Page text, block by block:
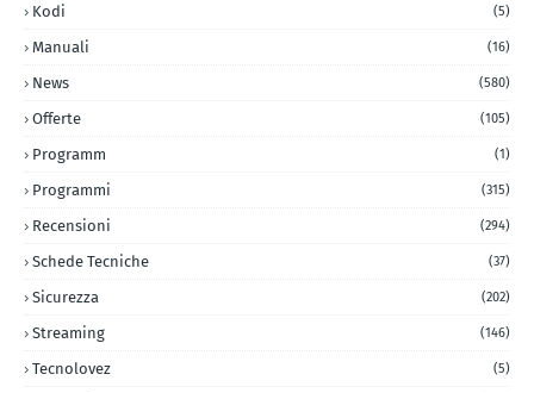
Kodi (5)
Manuali (16)
News (580)
Offerte (105)
Programm (1)
Programmi (315)
Recensioni (294)
Schede Tecniche (37)
Sicurezza (202)
Streaming (146)
Tecnolovez (5)